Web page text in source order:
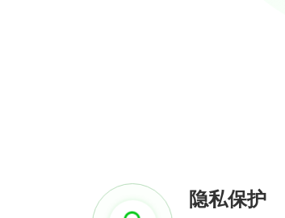
隐私保护